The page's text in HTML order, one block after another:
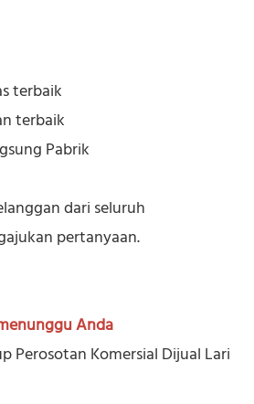
terbaik
terbaik
Pabrik
dari seluruh
pertanyaan.
Anda